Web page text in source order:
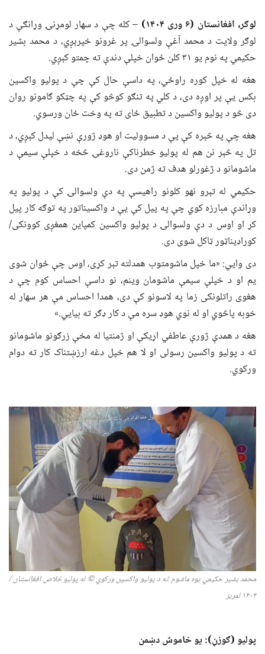
لوګر، افغانستان (۶ وری ۱۴۰۴)
– کله چې د سهار لومړنۍ وړانګې د
لوګر ولایت د محمد آغې ولسوالۍ پر غرونو خپرېږي، د محمد بشیر
حکیمي په نوم یو ۳۱ کلن ځوان خپلې دندې ته چمتو کېږي.
هغه له خپل کوره راوځي، په داسې حال کې چې د پولیو واکسین
بکس یې پر اوږه دی، د کلي په تنګو کوڅو کې په چټکو ګامونو روان
دی څو د پولیو واکسین د تطبیق ځای ته په وخت ځان ورسوي.
هغه چې په څېره کې یې د مسوولیت او هوډ ژورې نښې لیدل کېږي، د
تل په څېر نن هم له پولیو خطرناکې ناروغۍ څخه د خپلې سیمې د
ماشومانو د ژغورلو هدف ته ژمن دی.
حکیمي له تېرو نهو کلونو راهیسې په دې ولسوالۍ کې د پولیو په
وړاندې مبارزه کوي چې په پیل کې یې د واکسیناتور په توګه کار پیل
کړ او اوس د دې ولسوالۍ د پولیو واکسین کمپاین همغږی کوونکی/
کوراډیناټور ټاکل شوی دی.
دی وايي: «ما خپل ماشومتوب همدلته تېر کړی، اوس چې ځوان شوی
یم او د خپلې سیمې ماشومان وینم، نو داسې احساس کوم چې د
هغوی راتلونکی زما په لاسونو کې دی، همدا احساس مې هر سهار له
خوبه پاڅوي او له نوي هوډ سره مې د کار ډګر ته بیايي.»
هغه د همدې ژورې عاطفي اړیکې او ژمنتیا له مخې زرګونو ماشومانو
ته د پولیو واکسین رسولی او لا هم خپل دغه ارزښتناک کار ته دوام
ورکوي.
محمد بشیر حکیمي یوه ماشوم ته د پولیو واکسین ورکوي© له پولیو خلاص افغانستان /
۱۴۰۴ لمریز
پولیو (ګوزڼ): یو خاموش دښمن